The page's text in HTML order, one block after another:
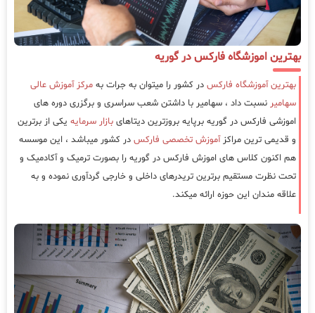
بهترین اموزشگاه فارکس در گوریه
بهترین آموزشگاه فارکس در کشور را میتوان به جرات به مرکز آموزش عالی
سهامیر نسبت داد ، سهامیر با داشتن شعب سراسری و برگزری دوره های
اموزشی فارکس در گوریه برپایه بروزترین دیتاهای بازار سرمایه یکی از برترین
و قدیمی ترین مراکزآموزش تخصصی فارکس در کشور میباشد ، این موسسه
هم اکنون کلاس های اموزش فارکس در گوریه را بصورت ترمیک و آکادمیک و
تحت نظرت مستقیم برترین تریدرهای داخلی و خارجی گردآوری نموده و به
علاقه مندان این حوزه ارائه میکند.